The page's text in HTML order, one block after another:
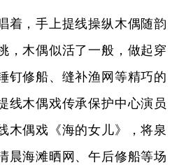
，手上提线操纵木偶随韵
，木偶似活了一般，做起穿
钉修船、缝补渔网等精巧的
线木偶戏传承保护中心演员
木偶戏《海的女儿》，将泉
晨海滩晒网、午后修船等场